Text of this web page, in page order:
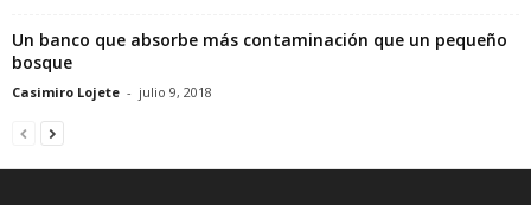
Un banco que absorbe más contaminación que un pequeño
bosque
Casimiro Lojete - julio 9, 2018